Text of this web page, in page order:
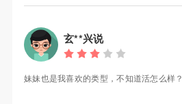
玄**兴说
妹妹也是我喜欢的类型，不知道活怎么样？